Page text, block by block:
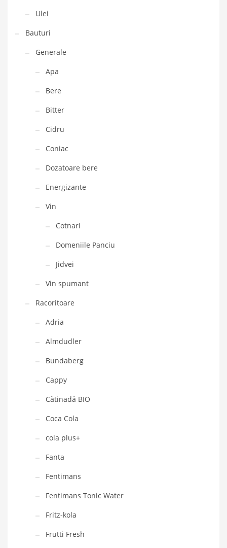
Ulei
Bauturi
Generale
Apa
Bere
Bitter
Cidru
Coniac
Dozatoare bere
Energizante
Vin
Cotnari
Domeniile Panciu
Jidvei
Vin spumant
Racoritoare
Adria
Almdudler
Bundaberg
Cappy
Cătinadă BIO
Coca Cola
cola plus+
Fanta
Fentimans
Fentimans Tonic Water
Fritz-kola
Frutti Fresh